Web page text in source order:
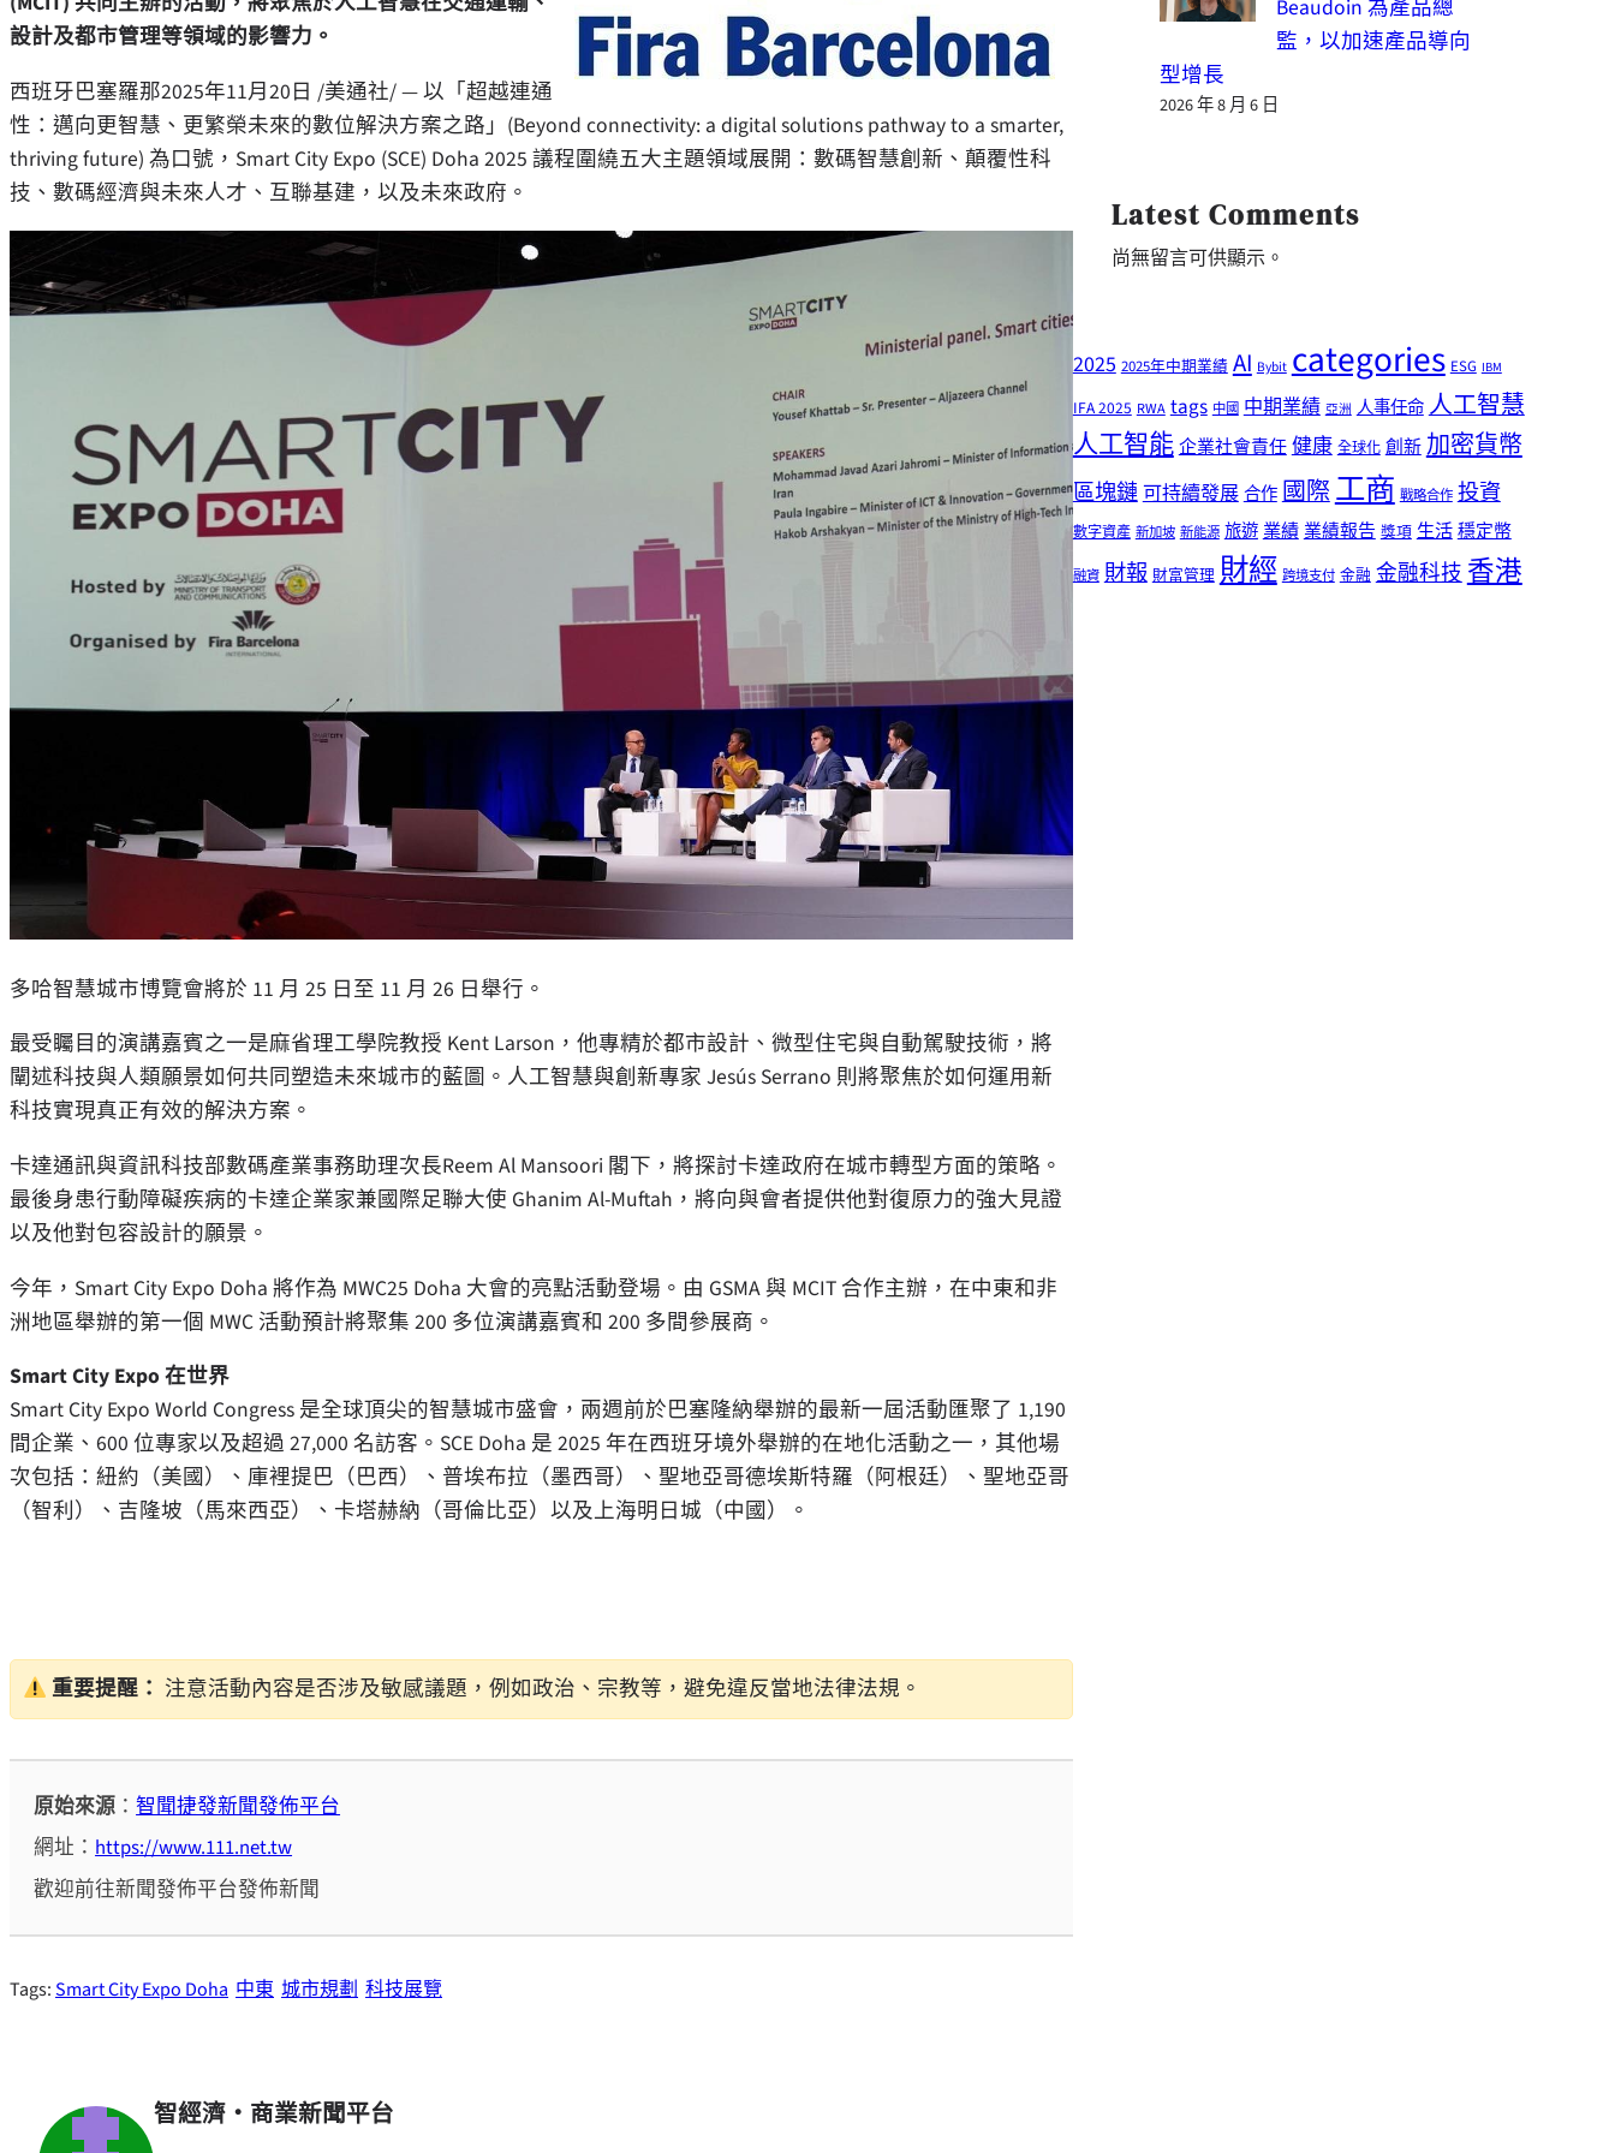
設計及都市管理等領域的影響力。
西班牙巴塞羅那2025年11月20日 /美通社/ — 以「超越連通
性：邁向更智慧、更繁榮未來的數位解決方案之路」(Beyond connectivity: a digital solutions pathway to a smarter,
thriving future) 為口號，Smart City Expo (SCE) Doha 2025 議程圍繞五大主題領域展開：數碼智慧創新、顛覆性科
技、數碼經濟與未來人才、互聯基建，以及未來政府。
多哈智慧城市博覽會將於 11 月 25 日至 11 月 26 日舉行。
最受矚目的演講嘉賓之一是麻省理工學院教授 Kent Larson，他專精於都市設計、微型住宅與自動駕駛技術，將
闡述科技與人類願景如何共同塑造未來城市的藍圖。人工智慧與創新專家 Jesús Serrano 則將聚焦於如何運用新
科技實現真正有效的解決方案。
卡達通訊與資訊科技部數碼產業事務助理次長Reem Al Mansoori 閣下，將探討卡達政府在城市轉型方面的策略。
最後身患行動障礙疾病的卡達企業家兼國際足聯大使 Ghanim Al-Muftah，將向與會者提供他對復原力的強大見證
以及他對包容設計的願景。
今年，Smart City Expo Doha 將作為 MWC25 Doha 大會的亮點活動登場。由 GSMA 與 MCIT 合作主辦，在中東和非
洲地區舉辦的第一個 MWC 活動預計將聚集 200 多位演講嘉賓和 200 多間參展商。
Smart City Expo 在世界
Smart City Expo World Congress 是全球頂尖的智慧城市盛會，兩週前於巴塞隆納舉辦的最新一屆活動匯聚了 1,190
間企業、600 位專家以及超過 27,000 名訪客。SCE Doha 是 2025 年在西班牙境外舉辦的在地化活動之一，其他場
次包括：紐約（美國）、庫裡提巴（巴西）、普埃布拉（墨西哥）、聖地亞哥德埃斯特羅（阿根廷）、聖地亞哥
（智利）、吉隆坡（馬來西亞）、卡塔赫納（哥倫比亞）以及上海明日城（中國）。
重要提醒： 注意活動內容是否涉及敏感議題，例如政治、宗教等，避免違反當地法律法規。
原始來源 ：智聞捷發新聞發佈平台
網址：https://www.111.net.tw
歡迎前往新聞發佈平台發佈新聞
Tags:Smart City Expo Doha 中東 城市規劃 科技展覽
智經濟・商業新聞平台
Beaudoin 為產品總
監，以加速產品導向
型增長
2026 年 8 月 6 日
Latest Comments
尚無留言可供顯示。
2025 2025年中期業績 AI Bybit categories ESG IBM
IFA 2025 RWA tags 中國 中期業績 亞洲 人事任命人工智慧
人工智能企業社會責任健康 全球化 創新 加密貨幣
區塊鏈可持續發展合作國際工商 戰略合作 投資
數字資產 新加坡 新能源 旅遊業績業績報告 獎項 生活穩定幣
融資 財報 財富管理 財經 跨境支付 金融 金融科技香港